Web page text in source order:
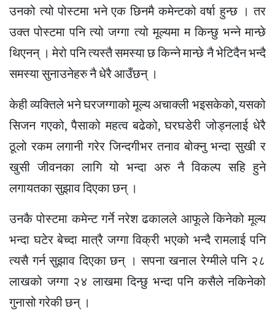
उनको त्यो पोस्टमा भने एक छिनमै कमेन्टको वर्षा हुन्छ । तर
उक्त पोस्टमा पनि त्यो जग्गा त्यो मूल्यमा म किन्छु भन्ने मान्छे
थिएनन् । मेरो पनि त्यस्तै समस्या छ किन्ने मान्छे नै भेटिदैन भन्दै
समस्या सुनाउनेहरु नै धेरै आउँछन् ।
केही व्यक्तिले भने घरजग्गाको मूल्य अचाक्ली भइसकेको, यसको
सिजन गएको, पैसाको महत्व बढेको, घरघडेरी जोड्नलाई धेरै
ठूलो रकम लगानी गरेर जिन्दगीभर तनाव बोक्नु भन्दा सुखी र
खुसी जीवनका लागि यो भन्दा अरु नै विकल्प सहि हुने
लगायतका सुझाव दिएका छन् ।
उनकै पोस्टमा कमेन्ट गर्ने नरेश ढकालले आफूले किनेको मूल्य
भन्दा घटेर बेच्दा मात्रै जग्गा विक्री भएको भन्दै रामलाई पनि
त्यसै गर्न सुझाव दिएका छन् । सपना खनाल रेग्मीले पनि २८
लाखको जग्गा २४ लाखमा दिन्छु भन्दा पनि कसैले नकिनेको
गुनासो गरेकी छन् ।